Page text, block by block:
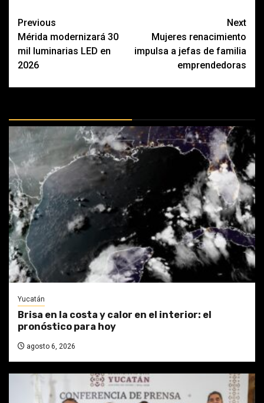
Post
navigation
Previous
Mérida modernizará 30
mil luminarias LED en
2026
Next
Mujeres renacimiento
impulsa a jefas de familia
emprendedoras
Yucatán
Brisa en la costa y calor en el interior: el
pronóstico para hoy
agosto 6, 2026